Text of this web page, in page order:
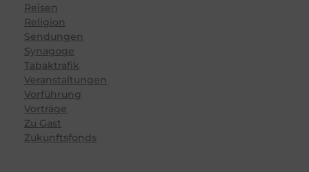
Reisen
Religion
Sendungen
Synagoge
Tabaktrafik
Veranstaltungen
Vorführung
Vorträge
Zu Gast
Zukunftsfonds